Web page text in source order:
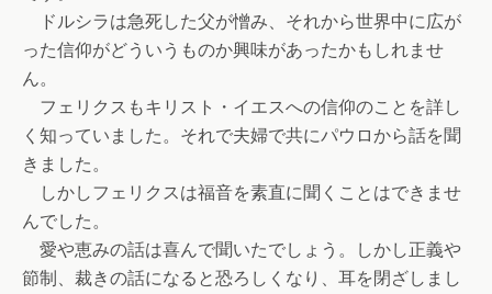
ドルシラは急死した父が憎み、それから世界中に広が
った信仰がどういうものか興味があったかもしれませ
ん。
フェリクスもキリスト・イエスへの信仰のことを詳し
く知っていました。それで夫婦で共にパウロから話を聞
きました。
しかしフェリクスは福音を素直に聞くことはできませ
んでした。
愛や恵みの話は喜んで聞いたでしょう。しかし正義や
節制、裁きの話になると恐ろしくなり、耳を閉ざしまし